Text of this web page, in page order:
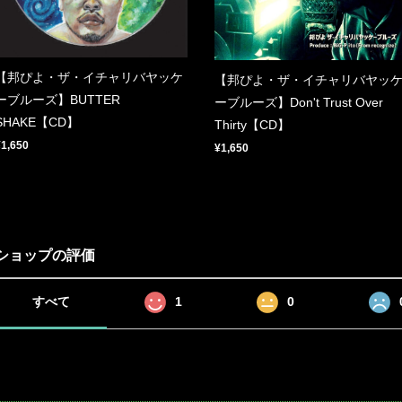
邦ぴよ・ザ・イチャリバヤッケ
ブルーズ】BUTTER
【CD】
【邦ぴよ・ザ・イチャリバヤッケ
ーブルーズ】Don't Trust Over
Thirty【CD】
¥1,650
ョップの評価
すべて 1 0